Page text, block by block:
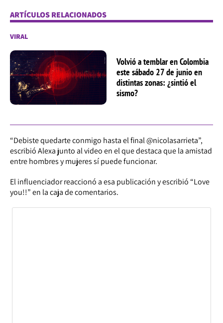
ARTÍCULOS RELACIONADOS
VIRAL
Volvió a temblar en Colombia
este sábado 27 de junio en
distintas zonas: ¿sintió el
sismo?
“Debiste quedarte conmigo hasta el final @nicolasarrieta”,
escribió Alexa junto al video en el que destaca que la amistad
entre hombres y mujeres sí puede funcionar.
El influenciador reaccionó a esa publicación y escribió “Love
you!!” en la caja de comentarios.